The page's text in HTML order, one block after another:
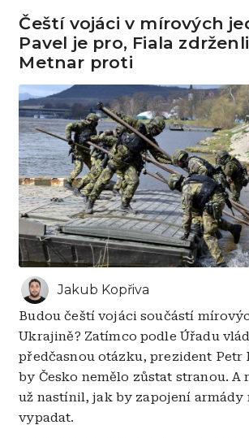
Čeští vojáci v mírových
Pavel je pro, Fiala
Metnar proti
Jakub Kopřiva
Budou čeští vojáci součástí
Ukrajině? Zatímco podle Úřadu
předčasnou otázku, prezident Petr
by Česko nemělo zůstat stranou. A
už nastínil, jak by zapojení armády
vypadat.